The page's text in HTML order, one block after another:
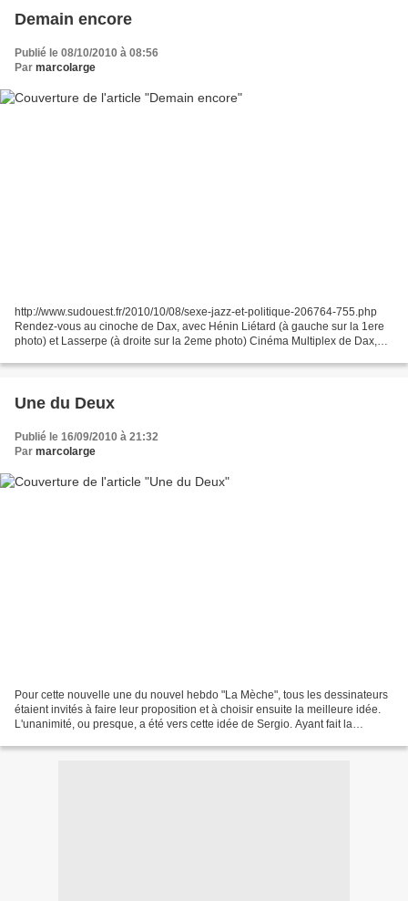
Demain encore
Publié le 08/10/2010 à 08:56
Par marcolarge
http://www.sudouest.fr/2010/10/08/sexe-jazz-et-politique-206764-755.php
Rendez-vous au cinoche de Dax, avec Hénin Liétard (à gauche sur la 1ere
photo) et Lasserpe (à droite sur la 2eme photo) Cinéma Multiplex de Dax,
Une du Deux
Publié le 16/09/2010 à 21:32
Par marcolarge
Pour cette nouvelle une du nouvel hebdo "La Mèche", tous les dessinateurs
étaient invités à faire leur proposition et à choisir ensuite la meilleure idée.
L'unanimité, ou presque, a été vers cette idée de Sergio. Ayant fait la